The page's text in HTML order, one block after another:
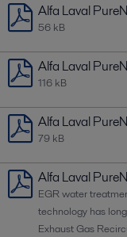
Alfa Laval
56 kB
Alfa Laval
116 kB
Alfa Laval
79 kB
Alfa Laval
EGR water
technology has
Exhaust Gas